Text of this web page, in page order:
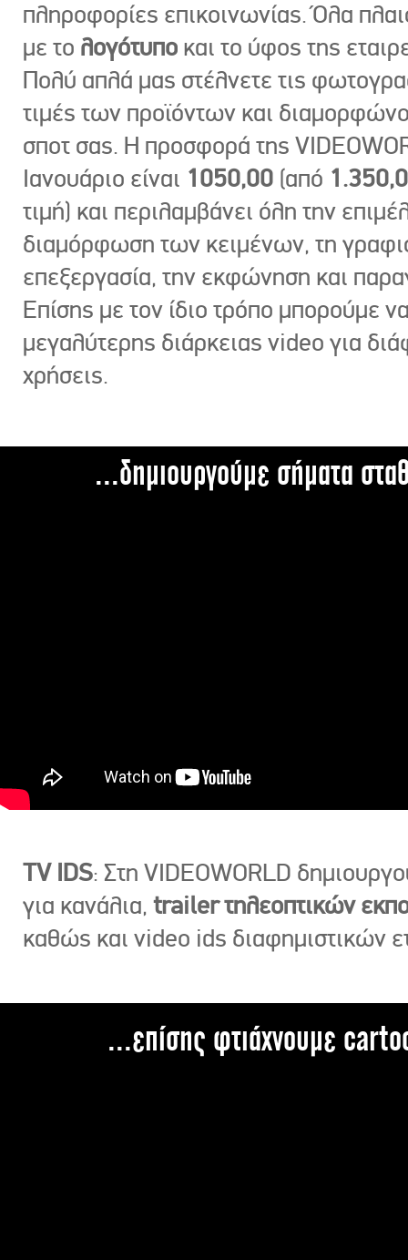
πληροφορίες επικοινωνίας. Όλα
με το λογότυπο και το ύφος της
Πολύ απλά μας στέλνετε τις
τιμές των προϊόντων και
σποτ σας. Η προσφορά της
Ιανουάριο είναι 1050,00 (από
τιμή) και περιλαμβάνει όλη την
διαμόρφωση των κειμένων, τη
επεξεργασία, την εκφώνηση και
Επίσης με τον ίδιο τρόπο μπορούμε
μεγαλύτερης διάρκειας video για
χρήσεις.
...δημιουργούμε σήματα
TV IDS: Στη VIDEOWORLD
για κανάλια, trailer τηλεοπτικών
καθώς και video ids διαφημιστικών
...επίσης φτιάχνουμε